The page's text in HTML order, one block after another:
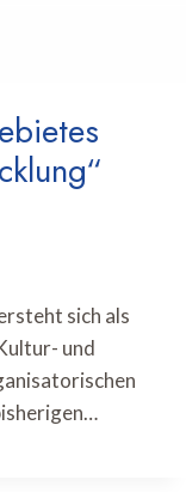
sich als
und